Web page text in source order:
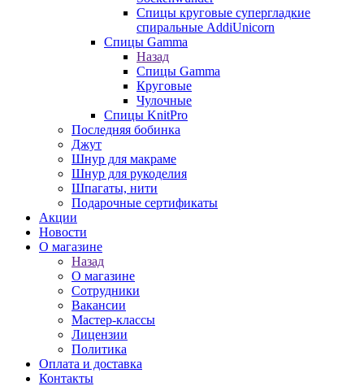
Спицы круговые супергладкие
спиральные AddiUnicorn
Спицы Gamma
Назад
Спицы Gamma
Круговые
Чулочные
Спицы KnitPro
Последняя бобинка
Джут
Шнур для макраме
Шнур для рукоделия
Шпагаты, нити
Подарочные сертификаты
Акции
Новости
О магазине
Назад
О магазине
Сотрудники
Вакансии
Мастер-классы
Лицензии
Политика
Оплата и доставка
Контакты